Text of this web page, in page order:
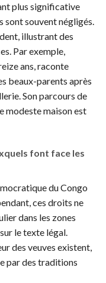
plus significative
sont souvent négligés.
illustrant des
Par exemple,
ans, raconte
beaux-parents après
Son parcours de
modeste maison est
font face les
du Congo
ces droits ne
dans les zones
le texte légal.
des veuves existent,
par des traditions